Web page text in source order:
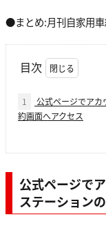
●まとめ:月刊自家用
目次
1
公式ページでアカ
約画面へアクセス
公式ページで
ステーション